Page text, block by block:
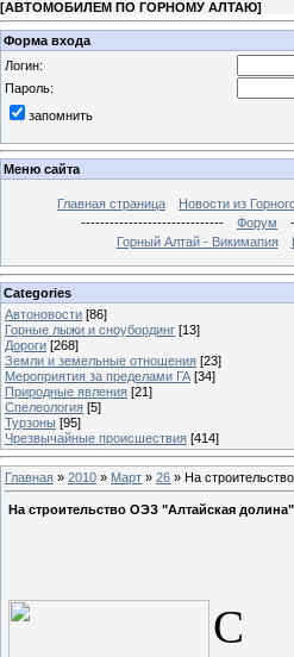
[АВТОМОБИЛЕМ ПО ГОРНОМУ АЛТАЮ]
Форма входа
Логин:
Пароль:
запомнить
Меню сайта
Главная страница Новости из
------------------------------
Форум
Горный Алтай - Викимапия
Categories
Автоновости [86]
Горные лыжи и сноубординг [13]
Дороги [268]
Земли и земельные отношения [23]
Мероприятия за пределами ГА [34]
Природные явления [21]
Спелеология [5]
Турзоны [95]
Чрезвычайные происшествия [414]
Главная » 2010 » Март » 26 » На
На строительство ОЭЗ "Алтайская
С